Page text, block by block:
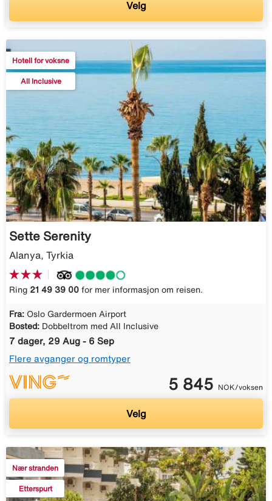
Velg
Hotell for voksne
All Inclusive
Sette Serenity
Alanya, Tyrkia
Ring 21 49 39 00 for mer informasjon om reisen.
Fra: Oslo Gardermoen Airport
Bosted: Dobbeltrom med All Inclusive
7 dager, 29 Aug - 6 Sep
Flere avganger og romtyper
5 845 NOK/voksen
Velg
Nær stranden
Etterspurt